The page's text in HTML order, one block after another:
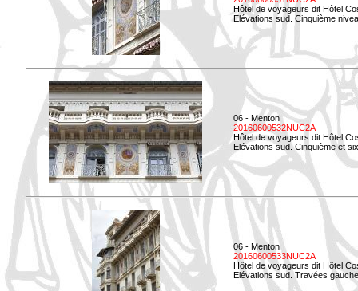
Hôtel de voyageurs dit Hôtel
Elévations sud. Cinquième
06 - Menton
20160600532NUC2A
Hôtel de voyageurs dit Hôtel
Elévations sud. Cinquième et
06 - Menton
20160600533NUC2A
Hôtel de voyageurs dit Hôtel
Elévations sud. Travées